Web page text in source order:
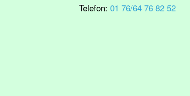
Telefon: 01 76/64 76 82 52